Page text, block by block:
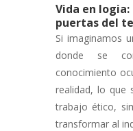
Vida en logia:
puertas del
Si imaginamos
donde se
conocimiento
realidad, lo que
trabajo ético,
transformar al